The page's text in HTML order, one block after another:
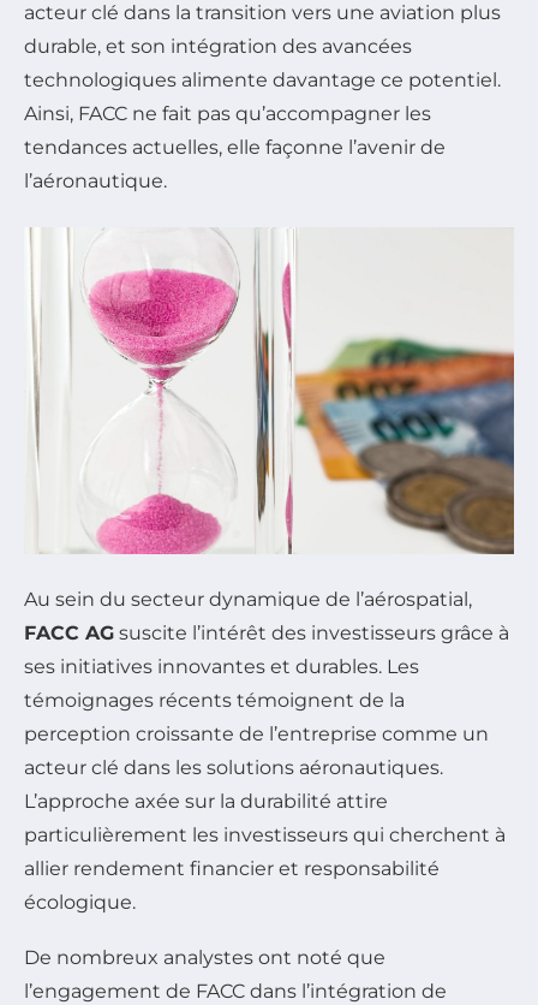
acteur clé dans la transition vers une aviation plus
durable, et son intégration des avancées
technologiques alimente davantage ce potentiel.
Ainsi, FACC ne fait pas qu’accompagner les
tendances actuelles, elle façonne l’avenir de
l’aéronautique.
Au sein du secteur dynamique de l’aérospatial,
FACC AG suscite l’intérêt des investisseurs grâce à
ses initiatives innovantes et durables. Les
témoignages récents témoignent de la
perception croissante de l’entreprise comme un
acteur clé dans les solutions aéronautiques.
L’approche axée sur la durabilité attire
particulièrement les investisseurs qui cherchent à
allier rendement financier et responsabilité
écologique.
De nombreux analystes ont noté que
l’engagement de FACC dans l’intégration de